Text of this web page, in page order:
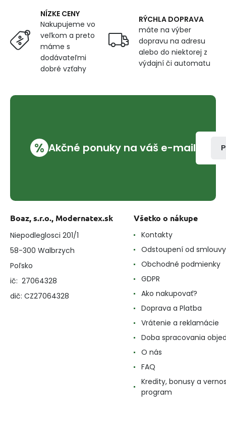
NÍZKE CENY
Nakupujeme vo
veľkom a preto
máme s
dodávateľmi
dobré vzťahy
RÝCHLA DOPRAVA
máte na výber
dopravu na adresu
alebo do niektorej z
výdajní či automatu
% Akčné ponuky na váš e-mail
Boaz, s.r.o., Modernatex.sk
Niepodleglosci 201/1
58-300 Walbrzych
Poľsko
ič: 27064328
dič: CZ27064328
Všetko o nákupe
Kontakty
Odstoupení od smlouvy
Obchodné podmienky
GDPR
Ako nakupovať?
Doprava a Platba
Vrátenie a reklamácie
Doba spracovania
O nás
FAQ
Kredity, bonusy a
program